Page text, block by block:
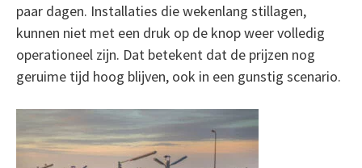
paar dagen. Installaties die wekenlang stillagen,
kunnen niet met een druk op de knop weer volledig
operationeel zijn. Dat betekent dat de prijzen nog
geruime tijd hoog blijven, ook in een gunstig scenario.